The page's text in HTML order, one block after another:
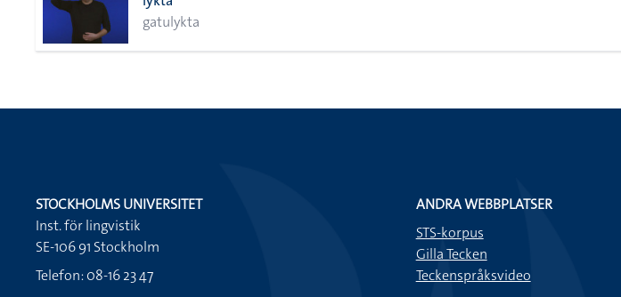
gatulykta
STOCKHOLMS UNIVERSITET
Inst. för lingvistik
SE-106 91 Stockholm
Telefon: 08-16 23 47
ANDRA WEBBPLATSER
STS-korpus
Gilla Tecken
Teckenspråksvideo